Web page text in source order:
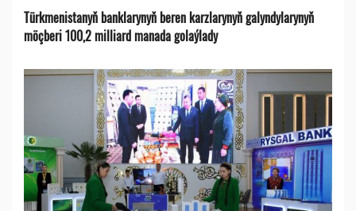
Türkmenistanyň banklarynyň beren karzlarynyň galyndylarynyň
möçberi 100,2 milliard manada golaýlady